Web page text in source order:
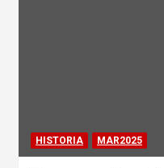
HISTORIA MAR2025